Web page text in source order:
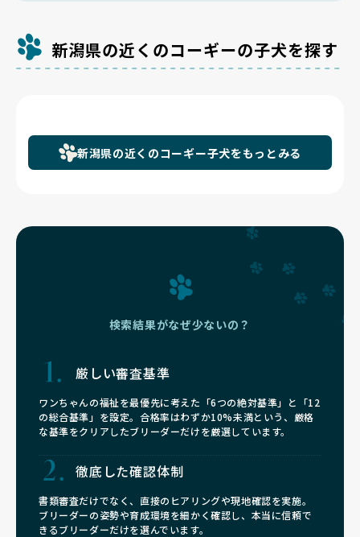
新潟県の近くのコーギーの子犬を探す
新潟県の近くのコーギー子犬をもっとみる
検索結果がなぜ少ないの？
厳しい審査基準
ワンちゃんの福祉を最優先に考えた「6つの絶対基準」と「12
の総合基準」を設定。合格率はわずか10%未満という、厳格
な基準をクリアしたブリーダーだけを厳選しています。
徹底した確認体制
書類審査だけでなく、直接のヒアリングや現地確認を実施。
ブリーダーの姿勢や育成環境を細かく確認し、本当に信頼で
きるブリーダーだけを選んでいます。